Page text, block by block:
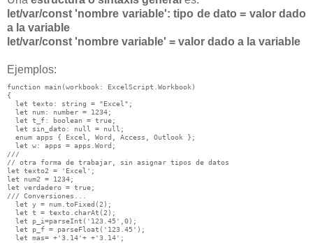
let/var/const 'nombre variable': tipo de dato = valor dado
a la variable
let/var/const 'nombre variable' = valor dado a la variable
Ejemplos:
function main(workbook: ExcelScript.Workbook)
{
  let texto: string = "Excel";
  let num: number = 1234;
  let t_f: boolean = true;
  let sin_dato: null = null;
  enum apps { Excel, Word, Access, Outlook };
  let w: apps = apps.Word;
///
// otra forma de trabajar, sin asignar tipos de datos
let texto2 = 'Excel';
let num2 = 1234;
let verdadero = true;
/// Conversiones...
  let y = num.toFixed(2);
  let t = texto.charAt(2);
  let p_i=parseInt('123.45',0);
  let p_f = parseFloat('123.45');
  let mas= +'3.14'+ +'3.14';